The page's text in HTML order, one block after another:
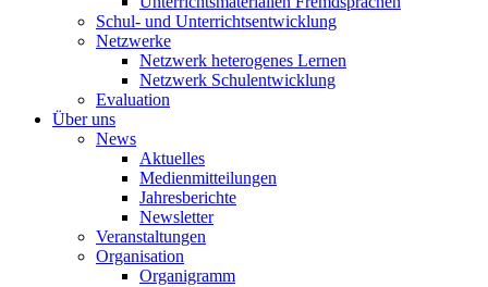
Schul- und Unterrichtsentwicklung
Netzwerke
Netzwerk heterogenes Lernen
Netzwerk Schulentwicklung
Evaluation
Über uns
News
Aktuelles
Medienmitteilungen
Jahresberichte
Newsletter
Veranstaltungen
Organisation
Organigramm